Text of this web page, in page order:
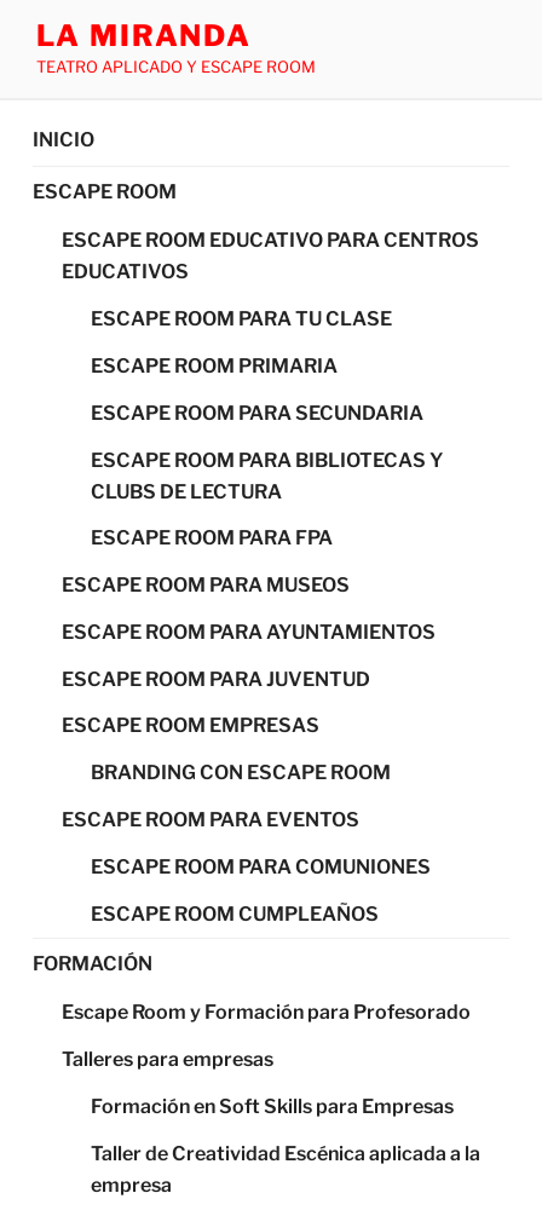
LA MIRANDA
TEATRO APLICADO Y ESCAPE ROOM
INICIO
ESCAPE ROOM
ESCAPE ROOM EDUCATIVO PARA CENTROS
EDUCATIVOS
ESCAPE ROOM PARA TU CLASE
ESCAPE ROOM PRIMARIA
ESCAPE ROOM PARA SECUNDARIA
ESCAPE ROOM PARA BIBLIOTECAS Y
CLUBS DE LECTURA
ESCAPE ROOM PARA FPA
ESCAPE ROOM PARA MUSEOS
ESCAPE ROOM PARA AYUNTAMIENTOS
ESCAPE ROOM PARA JUVENTUD
ESCAPE ROOM EMPRESAS
BRANDING CON ESCAPE ROOM
ESCAPE ROOM PARA EVENTOS
ESCAPE ROOM PARA COMUNIONES
ESCAPE ROOM CUMPLEAÑOS
FORMACIÓN
Escape Room y Formación para Profesorado
Talleres para empresas
Formación en Soft Skills para Empresas
Taller de Creatividad Escénica aplicada a la
empresa